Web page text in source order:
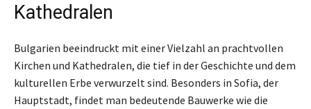
Kathedralen
Bulgarien beeindruckt mit einer Vielzahl an prachtvollen
Kirchen und Kathedralen, die tief in der Geschichte und dem
kulturellen Erbe verwurzelt sind. Besonders in Sofia, der
Hauptstadt, findet man bedeutende Bauwerke wie die